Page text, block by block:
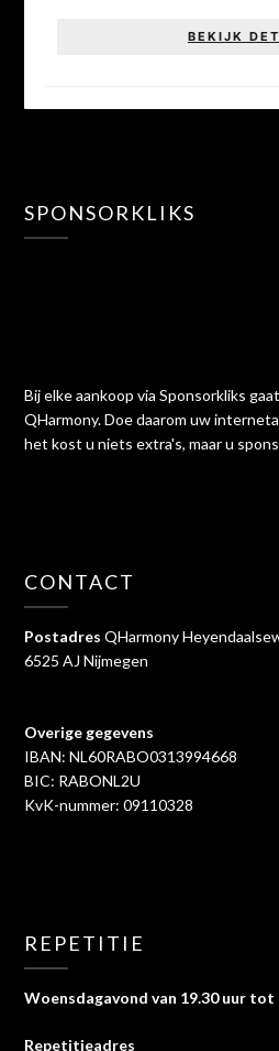
BEKIJK
SPONSORKLIKS
Bij elke aankoop via Sponsorkliks
QHarmony. Doe daarom uw
het kost u niets extra's, maar u
CONTACT
Postadres QHarmony
6525 AJ Nijmegen
Overige gegevens
IBAN: NL60RABO0313994668
BIC: RABONL2U
KvK-nummer: 09110328
REPETITIE
Woensdagavond van 19.30 uur tot
Repetitieadres